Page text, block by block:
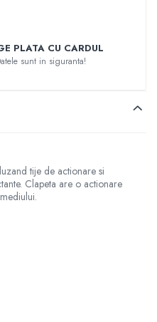
PLATA CU CARDUL
sunt in siguranta!
tije de actionare si
Clapeta are o actionare